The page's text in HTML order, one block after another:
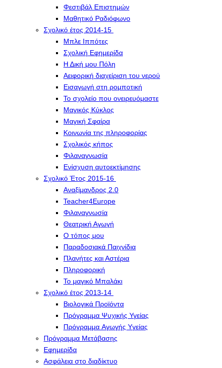
Φεστιβάλ Επιστημών
Μαθητικό Ραδιόφωνο
Σχολικό έτος 2014-15
Μπλε Ιππότες
Σχολική Εφημερίδα
Η Δική μου Πόλη
Αειφορική διαχείριση του νερού
Εισαγωγή στη ρομποτική
Το σχολείο που ονειρευόμαστε
Μαγικός Κύκλος
Μαγική Σφαίρα
Kοινωνία της πληροφορίας
Σχολικός κήπος
Φιλαναγνωσία
Eνίσχυση αυτοεκτίμησης
Σχολικό Έτος 2015-16
Αναξίμανδρος 2.0
Teacher4Europe
Φιλαναγνωσία
Θεατρική Αγωγή
Ο τόπος μου
Παραδοσιακά Παιχνίδια
Πλανήτες και Αστέρια
Πληροφορική
Το μαγικό Μπαλάκι
Σχολικό έτος 2013-14
Βιολογικά Προϊόντα
Πρόγραμμα Ψυχικής Υγείας
Πρόγραμμα Aγωγής Yγείας
Πρόγραμμα Μετάβασης
Εφημερίδα
Ασφάλεια στο διαδίκτυο